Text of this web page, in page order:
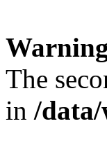
The
in /